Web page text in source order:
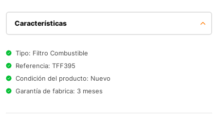
Características
Tipo: Filtro Combustible
Referencia: TFF395
Condición del producto: Nuevo
Garantía de fabrica: 3 meses